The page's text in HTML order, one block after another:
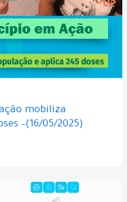
mobiliza
–(16/05/2025)